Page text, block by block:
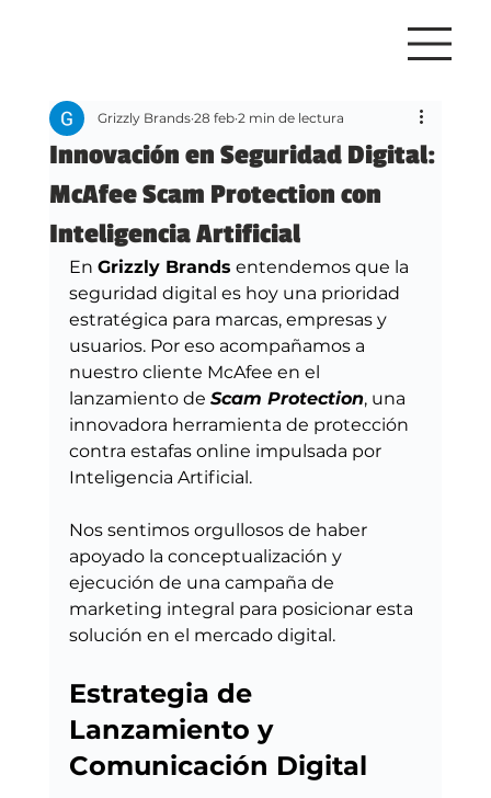
Innovación en Seguridad Digital:
McAfee Scam Protection con
Inteligencia Artificial
Grizzly Brands 28 feb 2 min de lectura
En Grizzly Brands entendemos que la
seguridad digital es hoy una prioridad
estratégica para marcas, empresas y
usuarios. Por eso acompañamos a
nuestro cliente McAfee en el
lanzamiento de Scam Protection, una
innovadora herramienta de protección
contra estafas online impulsada por
Inteligencia Artificial.
Nos sentimos orgullosos de haber
apoyado la conceptualización y
ejecución de una campaña de
marketing integral para posicionar esta
solución en el mercado digital.
Estrategia de
Lanzamiento y
Comunicación Digital